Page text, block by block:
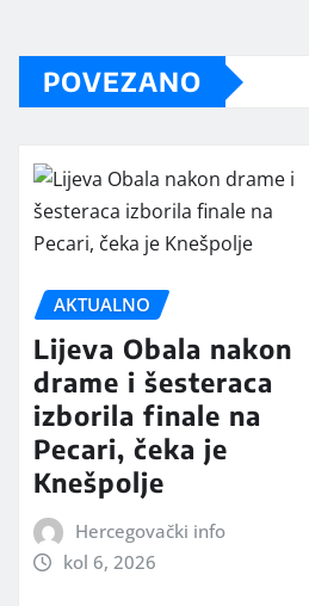
POVEZANO
AKTUALNO
Lijeva Obala nakon
drame i šesteraca
izborila finale na
Pecari, čeka je
Knešpolje
Hercegovački info
kol 6, 2026